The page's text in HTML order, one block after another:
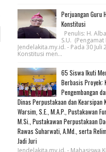
Perjuangan Guru
Konstitusi
Penulis: H.
S.U.
Jendelakita.my.id. - Pada 30 Juli
Konstitusi men...
65 Siswa Ikuti
Berbasis Proyek:
Pengembangan
Dinas Perpustakaan dan Kearsipan
Warsim, S.E., M.A.P., Pustakawan
M.Si., Pustakawan Perpustakaan
Rawas Suharwati, A.Md., serta
Jadi Juri
Jendelakita.my.id. - Mahasiswa